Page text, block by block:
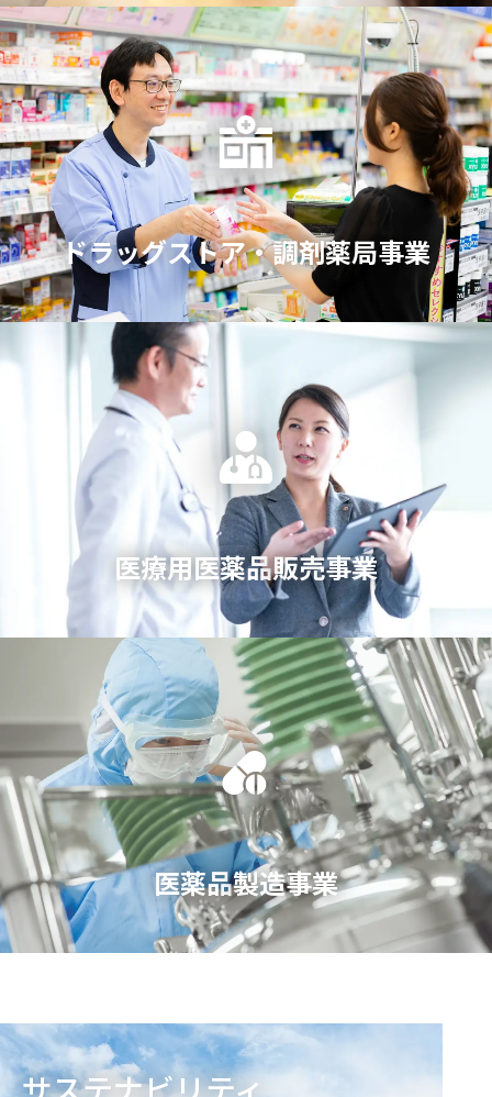
ドラッグストア・調剤薬局事業
医療用医薬品販売事業
医薬品製造事業
サステナビリティ